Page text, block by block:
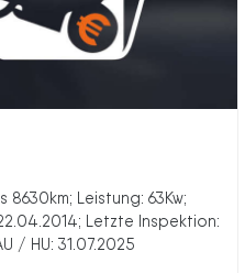
8630km; Leistung: 63Kw;
Letzte Inspektion:
/ HU: 31.07.2025